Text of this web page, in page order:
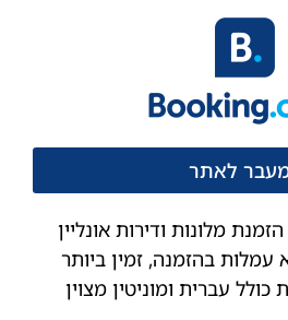
לאתר
1 עבור הזמנת מלונות ודירות אונליין
עמלות בהזמנה, זמין ביותר